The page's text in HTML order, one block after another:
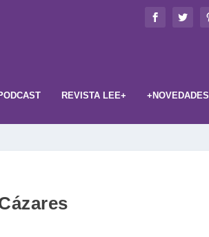
REVISTA LEE+ +NOVEDADES